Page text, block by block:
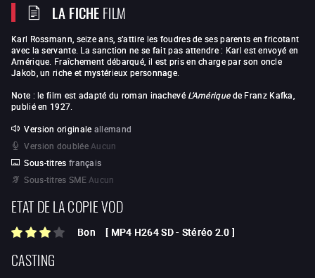
LA FICHEFILM
Karl Rossmann, seize ans, s’attire les foudres de ses parents en fricotant
avec la servante. La sanction ne se fait pas attendre : Karl est envoyé en
Amérique. Fraîchement débarqué, il est pris en charge par son oncle
Jakob, un riche et mystérieux personnage.
Note : le film est adapté du roman inachevé L’Amériquede Franz Kafka,
publié en 1927.
Version originale allemand
Version doublée Aucun
Sous-titres français
Sous-titres SME Aucun
ETAT DE LA COPIE VOD
Bon [ MP4 H264 SD- Stéréo 2.0 ]
CASTING